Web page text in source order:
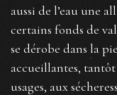
aussi de l’eau une
certains fonds de
se dérobe dans la
accueillantes, tantôt
usages, aux